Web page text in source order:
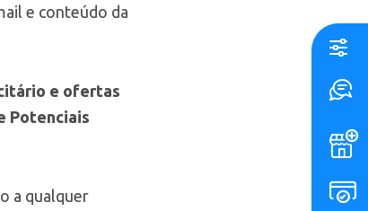
e conteúdo da
e ofertas
Potenciais
a qualquer